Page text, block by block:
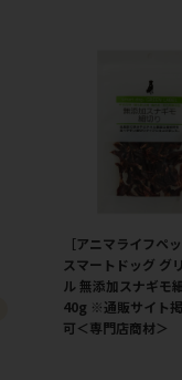
［アニマライフペ
スマートドッグ グ
ル 無添加スナギモ
40g ※通販サイト
可＜専門店商材＞